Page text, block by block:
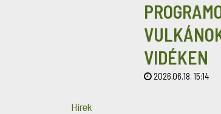
VIDÉKEN
2026.06.18. 15:14
Hírek